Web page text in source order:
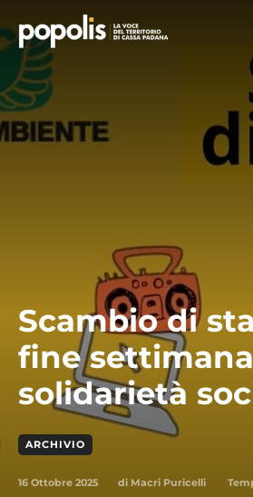
Scambio di
fine
solidarietà
ARCHIVIO
16 Ottobre 2025 di Macri Puricelli